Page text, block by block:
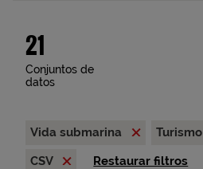
21
Conjuntos de
datos
Vida submarina Turismo
CSV
Restaurar filtros